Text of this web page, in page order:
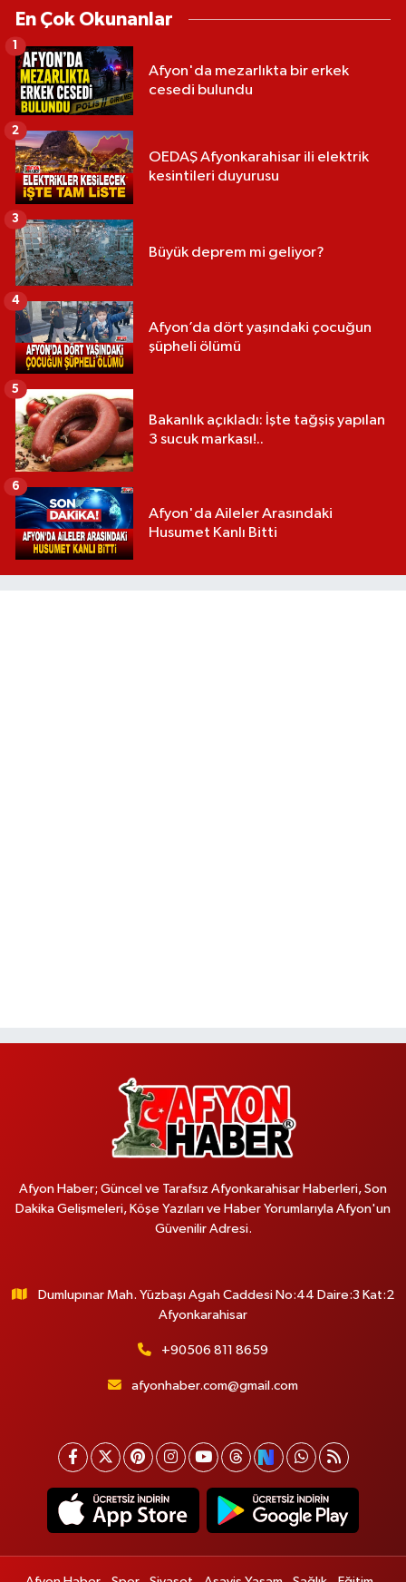
En Çok Okunanlar
Afyon'da mezarlıkta bir erkek
cesedi bulundu
OEDAŞ Afyonkarahisar ili elektrik
kesintileri duyurusu
2
Büyük deprem mi geliyor?
3
Afyon’da dört yaşındaki çocuğun
şüpheli ölümü
4
Bakanlık açıkladı: İşte tağşiş yapılan
3 sucuk markası!..
5
Afyon'da Aileler Arasındaki
Husumet Kanlı Bitti
6
Afyon Haber; Güncel ve Tarafsız Afyonkarahisar Haberleri, Son
Dakika Gelişmeleri, Köşe Yazıları ve Haber Yorumlarıyla Afyon'un
Güvenilir Adresi.
Dumlupınar Mah. Yüzbaşı Agah Caddesi No:44 Daire:3 Kat:2
Afyonkarahisar
+90506 811 8659
afyonhaber.com@gmail.com